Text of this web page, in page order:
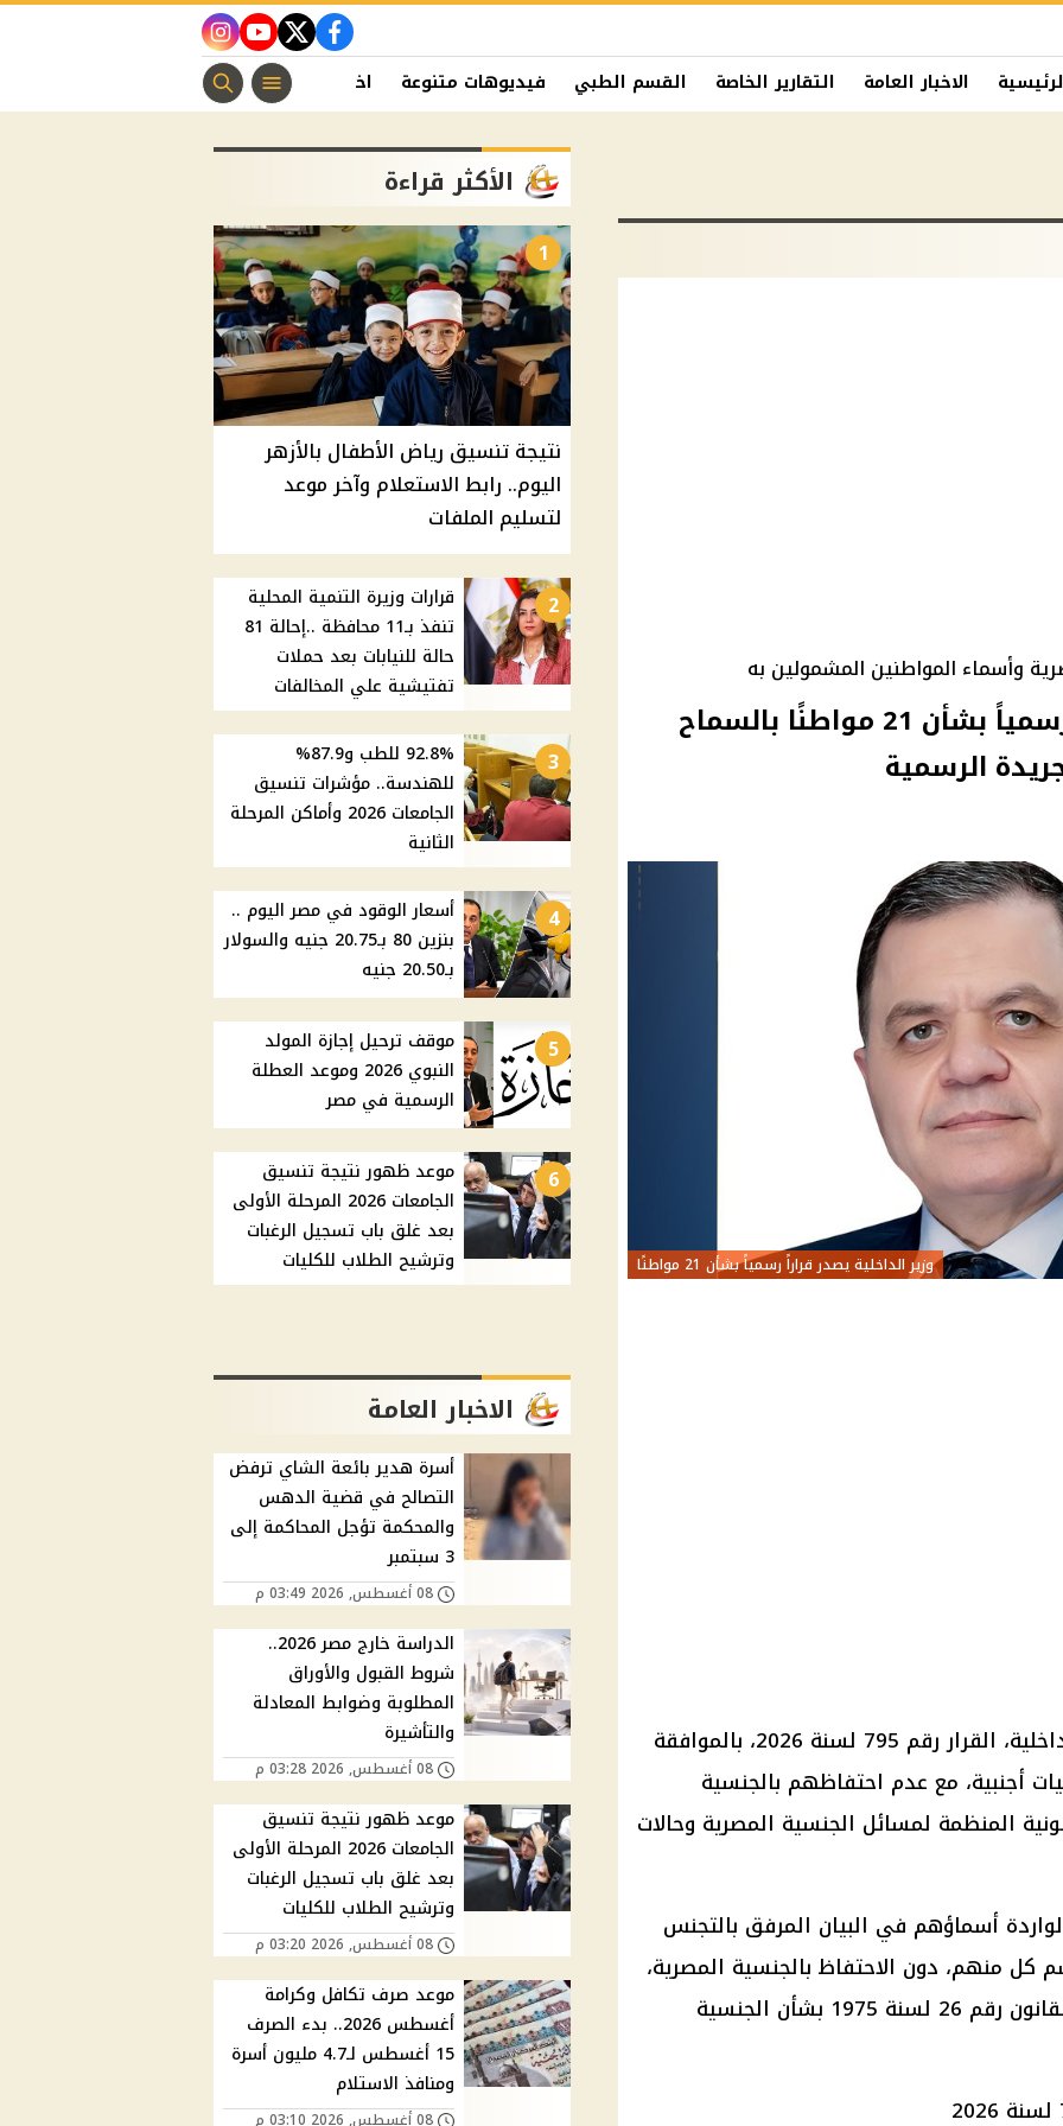
facebook
twitter
youtube
instagram
الاخبار العامة التقارير الخاصة القسم الطبي فيديوهات متنوعة اخبار الفن منوعات مسيحية
وأسماء المواطنين المشمولين به
وزير الداخلية يصدر قراراً رسمياً بشأن 21 مواطنًا بالسماح
الرسمية
وزير الداخلية يصدر قراراً رسمياً بشأن 21 مواطنًا
أصدر اللواء محمود توفيق، وزير الداخلية، القرار رقم 795 لسنة 2026، بالموافقة
بجنسيات أجنبية، مع عدم احتفاظهم بالجنسية
المنظمة لمسائل الجنسية المصرية وحالات
أسماؤهم في البيان المرفق بالتجنس
كل منهم، دون الاحتفاظ بالجنسية المصرية،
وذلك بعد الاطلاع على الدستور والقانون رقم 26 لسنة 1975 بشأن الجنسية
الأكثر قراءة
1
نتيجة تنسيق رياض الأطفال بالأزهر
اليوم.. رابط الاستعلام وآخر موعد
لتسليم الملفات
2
قرارات وزيرة التنمية المحلية
تنفذ بـ11 محافظة ..إحالة 81
حالة للنيابات بعد حملات
تفتيشية علي المخالفات
3
92.8% للطب و87.9%
للهندسة.. مؤشرات تنسيق
الجامعات 2026 وأماكن المرحلة
الثانية
4
أسعار الوقود في مصر اليوم ..
بنزين 80 بـ20.75 جنيه والسولار
بـ20.50 جنيه
5
موقف ترحيل إجازة المولد
النبوي 2026 وموعد العطلة
الرسمية في مصر
6
موعد ظهور نتيجة تنسيق
الجامعات 2026 المرحلة الأولى
بعد غلق باب تسجيل الرغبات
وترشيح الطلاب للكليات
الاخبار العامة
أسرة هدير بائعة الشاي ترفض
التصالح في قضية الدهس
والمحكمة تؤجل المحاكمة إلى
3 سبتمبر
08 أغسطس, 2026 03:49 م
الدراسة خارج مصر 2026..
شروط القبول والأوراق
المطلوبة وضوابط المعادلة
والتأشيرة
08 أغسطس, 2026 03:28 م
موعد ظهور نتيجة تنسيق
الجامعات 2026 المرحلة الأولى
بعد غلق باب تسجيل الرغبات
وترشيح الطلاب للكليات
08 أغسطس, 2026 03:20 م
موعد صرف تكافل وكرامة
أغسطس 2026.. بدء الصرف
15 أغسطس لـ4.7 مليون أسرة
ومنافذ الاستلام
08 أغسطس, 2026 03:10 م